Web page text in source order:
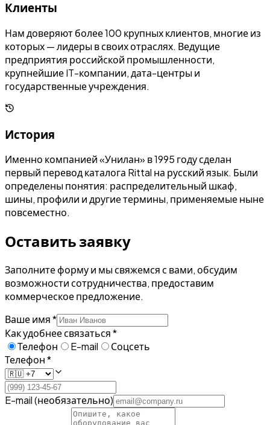
Клиенты
Нам доверяют более 100 крупных клиентов, многие из
которых — лидеры в своих отраслях. Ведущие
предприятия российской промышленности,
крупнейшие IT-компании, дата-центры и
государственные учреждения.
История
Именно компанией «Унилан» в 1995 году сделан
первый перевод каталога Rittal на русский язык. Были
определены понятия: распределительный шкаф,
шины, профили и другие термины, применяемые ныне
повсеместно.
Оставить заявку
Заполните форму и мы свяжемся с вами, обсудим
возможности сотрудничества, предоставим
коммерческое предложение.
Ваше имя *
Как удобнее связаться *
Телефон
E-mail
Соцсеть
Телефон *
E-mail (необязательно)